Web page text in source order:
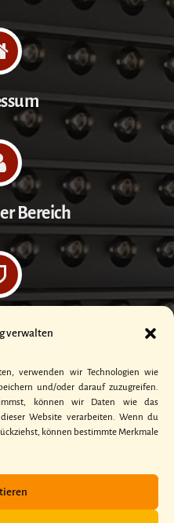
verwalten
verwenden wir Technologien wie
und/oder darauf zuzugreifen.
können wir Daten wie das
Website verarbeiten. Wenn du
können bestimmte Merkmale
Bereich